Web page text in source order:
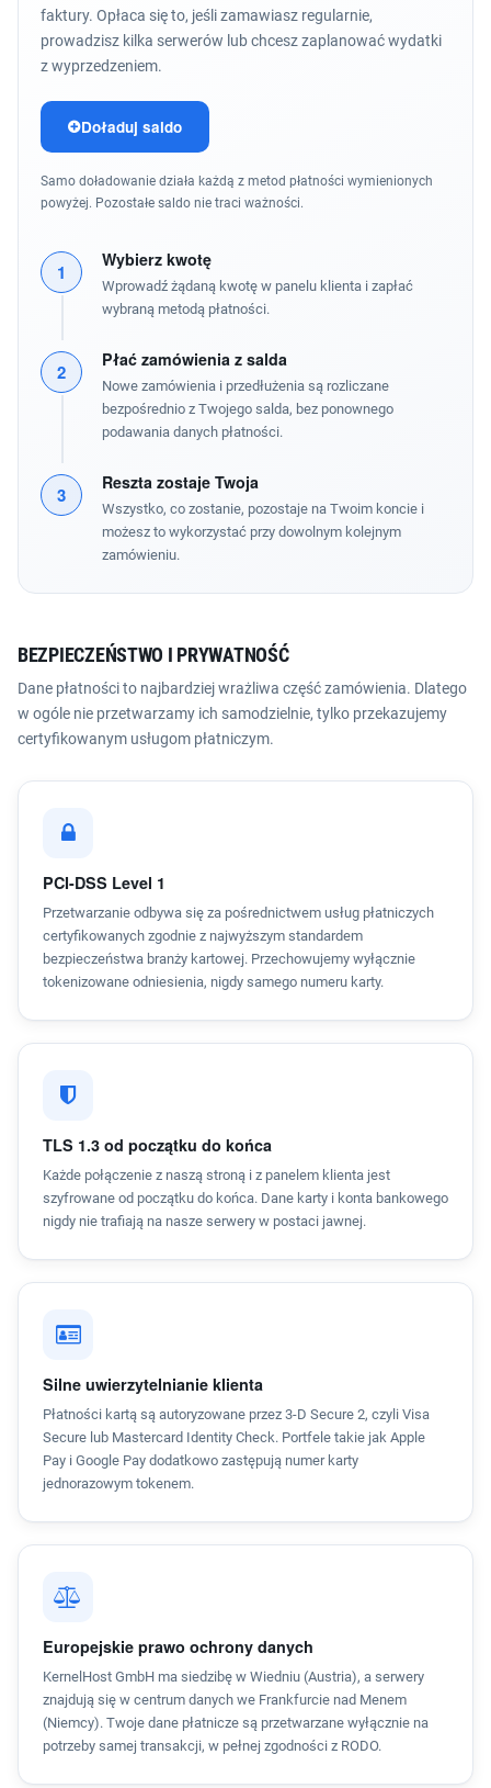
faktury. Opłaca się to, jeśli zamawiasz regularnie,
prowadzisz kilka serwerów lub chcesz zaplanować wydatki
z wyprzedzeniem.
Doładuj saldo
Samo doładowanie działa każdą z metod płatności wymienionych
powyżej. Pozostałe saldo nie traci ważności.
1
Wybierz kwotę
Wprowadź żądaną kwotę w panelu klienta i zapłać
wybraną metodą płatności.
2
Płać zamówienia z salda
Nowe zamówienia i przedłużenia są rozliczane
bezpośrednio z Twojego salda, bez ponownego
podawania danych płatności.
3
Reszta zostaje Twoja
Wszystko, co zostanie, pozostaje na Twoim koncie i
możesz to wykorzystać przy dowolnym kolejnym
zamówieniu.
BEZPIECZEŃSTWO I PRYWATNOŚĆ
Dane płatności to najbardziej wrażliwa część zamówienia. Dlatego
w ogóle nie przetwarzamy ich samodzielnie, tylko przekazujemy
certyfikowanym usługom płatniczym.
PCI-DSS Level 1
Przetwarzanie odbywa się za pośrednictwem usług płatniczych
certyfikowanych zgodnie z najwyższym standardem
bezpieczeństwa branży kartowej. Przechowujemy wyłącznie
tokenizowane odniesienia, nigdy samego numeru karty.
TLS 1.3 od początku do końca
Każde połączenie z naszą stroną i z panelem klienta jest
szyfrowane od początku do końca. Dane karty i konta bankowego
nigdy nie trafiają na nasze serwery w postaci jawnej.
Silne uwierzytelnianie klienta
Płatności kartą są autoryzowane przez 3-D Secure 2, czyli Visa
Secure lub Mastercard Identity Check. Portfele takie jak Apple
Pay i Google Pay dodatkowo zastępują numer karty
jednorazowym tokenem.
Europejskie prawo ochrony danych
KernelHost GmbH ma siedzibę w Wiedniu (Austria), a serwery
znajdują się w centrum danych we Frankfurcie nad Menem
(Niemcy). Twoje dane płatnicze są przetwarzane wyłącznie na
potrzeby samej transakcji, w pełnej zgodności z RODO.